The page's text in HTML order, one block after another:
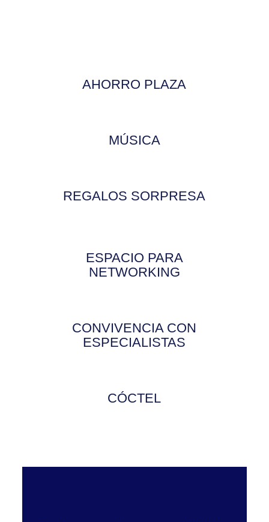
AHORRO PLAZA
MÚSICA
REGALOS SORPRESA
ESPACIO PARA
NETWORKING
CONVIVENCIA CON
ESPECIALISTAS
CÓCTEL